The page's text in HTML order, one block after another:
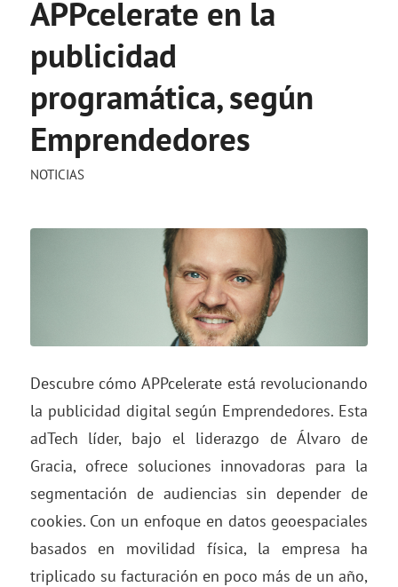
APPcelerate en la
publicidad
programática, según
Emprendedores
NOTICIAS
Descubre cómo APPcelerate está revolucionando
la publicidad digital según Emprendedores. Esta
adTech líder, bajo el liderazgo de Álvaro de
Gracia, ofrece soluciones innovadoras para la
segmentación de audiencias sin depender de
cookies. Con un enfoque en datos geoespaciales
basados en movilidad física, la empresa ha
triplicado su facturación en poco más de un año,